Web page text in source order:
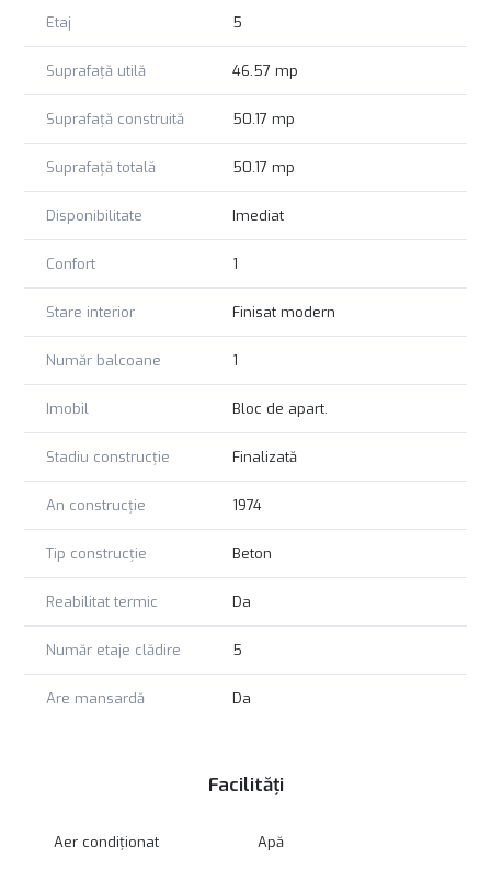
Etaj 5
Suprafață utilă 46.57 mp
Suprafață construită 50.17 mp
Suprafață totală 50.17 mp
Disponibilitate Imediat
Confort 1
Stare interior Finisat modern
Număr balcoane 1
Imobil Bloc de apart.
Stadiu construcție Finalizată
An construcție 1974
Tip construcție Beton
Reabilitat termic Da
Număr etaje clădire 5
Are mansardă Da
Facilități
Aer condiționat Apă